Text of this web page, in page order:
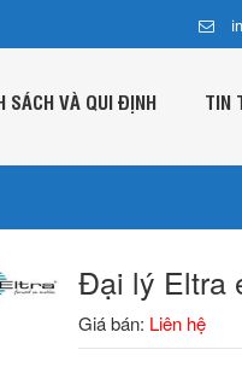
SÁCH VÀ QUI ĐỊNH TIN
Đại lý Eltra
Giá bán: Liên hệ